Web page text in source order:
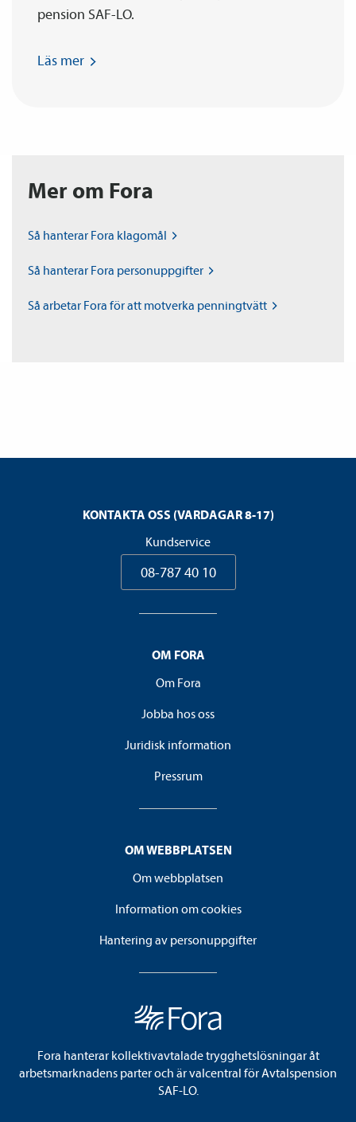
pension SAF-LO.
Läs mer
Mer om Fora
Så hanterar Fora klagomål
Så hanterar Fora personuppgifter
Så arbetar Fora för att motverka penningtvätt
KONTAKTA OSS (VARDAGAR 8-17)
Kundservice
08-787 40 10
OM FORA
Om Fora
Jobba hos oss
Juridisk information
Pressrum
OM WEBBPLATSEN
Om webbplatsen
Information om cookies
Hantering av personuppgifter
Fora hanterar kollektivavtalade trygghetslösningar åt
arbetsmarknadens parter och är valcentral för Avtalspension
SAF-LO.